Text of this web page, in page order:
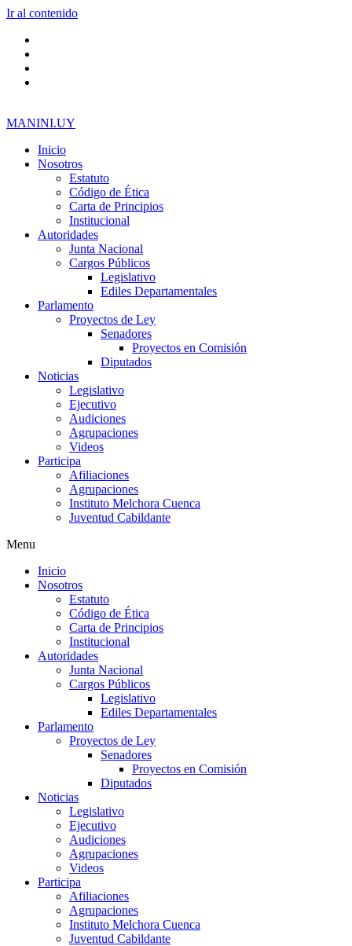
Ir al contenido
MANINI.UY
Inicio
Nosotros
Estatuto
Código de Ética
Carta de Principios
Institucional
Autoridades
Junta Nacional
Cargos Públicos
Legislativo
Ediles Departamentales
Parlamento
Proyectos de Ley
Senadores
Proyectos en Comisión
Diputados
Noticias
Legislativo
Ejecutivo
Audiciones
Agrupaciones
Videos
Participa
Afiliaciones
Agrupaciones
Instituto Melchora Cuenca
Juventud Cabildante
Menu
Inicio
Nosotros
Estatuto
Código de Ética
Carta de Principios
Institucional
Autoridades
Junta Nacional
Cargos Públicos
Legislativo
Ediles Departamentales
Parlamento
Proyectos de Ley
Senadores
Proyectos en Comisión
Diputados
Noticias
Legislativo
Ejecutivo
Audiciones
Agrupaciones
Videos
Participa
Afiliaciones
Agrupaciones
Instituto Melchora Cuenca
Juventud Cabildante